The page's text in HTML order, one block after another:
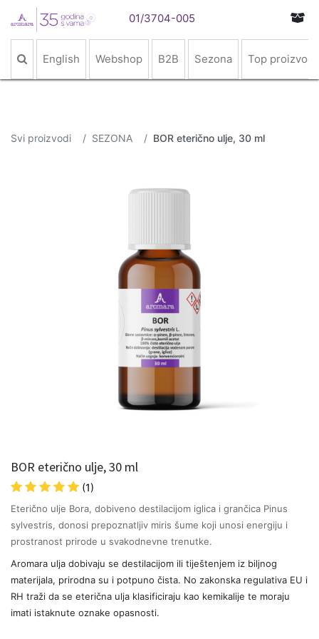
01/3704-005
English Webshop B2B Sezona Top proizvodi
Svi proizvodi SEZONA BOR eterično ulje, 30 ml
BOR eterično ulje, 30 ml
(1)
Eterično ulje Bora, dobiveno destilacijom iglica i grančica Pinus
sylvestris, donosi prepoznatljiv miris šume koji unosi energiju i
prostranost prirode u svakodnevne trenutke.
Aromara ulja dobivaju se destilacijom ili tiještenjem iz biljnog
materijala, prirodna su i potpuno čista. No zakonska regulativa EU i
RH traži da se eterična ulja klasificiraju kao kemikalije te moraju
imati istaknute oznake opasnosti.